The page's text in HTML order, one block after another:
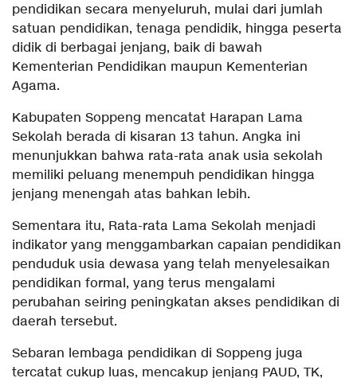
pendidikan secara menyeluruh, mulai dari jumlah
satuan pendidikan, tenaga pendidik, hingga peserta
didik di berbagai jenjang, baik di bawah
Kementerian Pendidikan maupun Kementerian
Agama.
Kabupaten Soppeng mencatat Harapan Lama
Sekolah berada di kisaran 13 tahun. Angka ini
menunjukkan bahwa rata-rata anak usia sekolah
memiliki peluang menempuh pendidikan hingga
jenjang menengah atas bahkan lebih.
Sementara itu, Rata-rata Lama Sekolah menjadi
indikator yang menggambarkan capaian pendidikan
penduduk usia dewasa yang telah menyelesaikan
pendidikan formal, yang terus mengalami
perubahan seiring peningkatan akses pendidikan di
daerah tersebut.
Sebaran lembaga pendidikan di Soppeng juga
tercatat cukup luas, mencakup jenjang PAUD, TK,